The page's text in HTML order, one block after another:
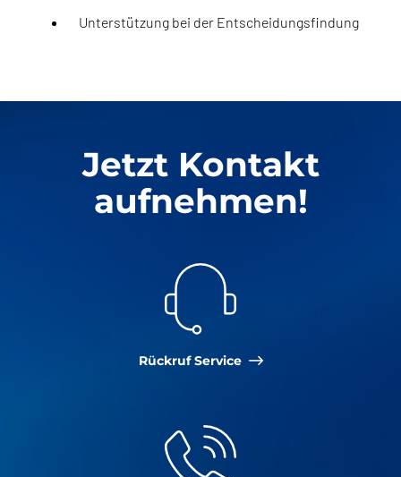
Unterstützung bei der Entscheidungsfindung
Jetzt Kontakt
aufnehmen!
Rückruf Service